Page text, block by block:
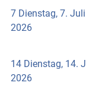
7 Dienstag, 7. Juli
2026
14 Dienstag, 14.
2026